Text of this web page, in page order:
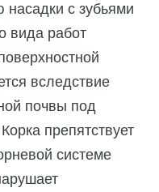
с зубьями
вида работ
вследствие
почвы под
препятствует
системе